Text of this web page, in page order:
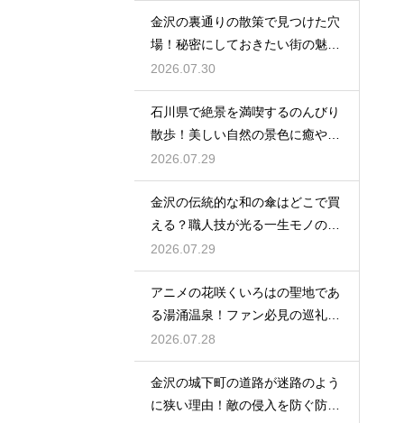
金沢の裏通りの散策で見つけた穴
場！秘密にしておきたい街の魅力
を大発見
2026.07.30
石川県で絶景を満喫するのんびり
散歩！美しい自然の景色に癒やさ
れる休日
2026.07.29
金沢の伝統的な和の傘はどこで買
える？職人技が光る一生モノの工
芸品
2026.07.29
アニメの花咲くいろはの聖地であ
る湯涌温泉！ファン必見の巡礼ス
ポット
2026.07.28
金沢の城下町の道路が迷路のよう
に狭い理由！敵の侵入を防ぐ防衛